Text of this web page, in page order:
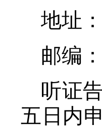
地址
邮编：
听证
五日内